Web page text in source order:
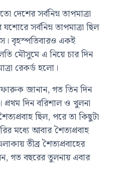
দেশের সর্বনিম্ন তাপমাত্রা
সর্বনিম্ন তাপমাত্রা ছিল
বৃহস্পতিবারও একই
মৌসুমে এ নিয়ে চার দিন
রেকর্ড হলো।
জানান, গত তিন দিন
প্রথম দিন বরিশাল ও খুলনা
ছিল, পরে তা কিছুটা
মধ্যে আবার শৈত্যপ্রবাহ
তীব্র শৈত্যপ্রবাহের
গত বছরের তুলনায় এবার